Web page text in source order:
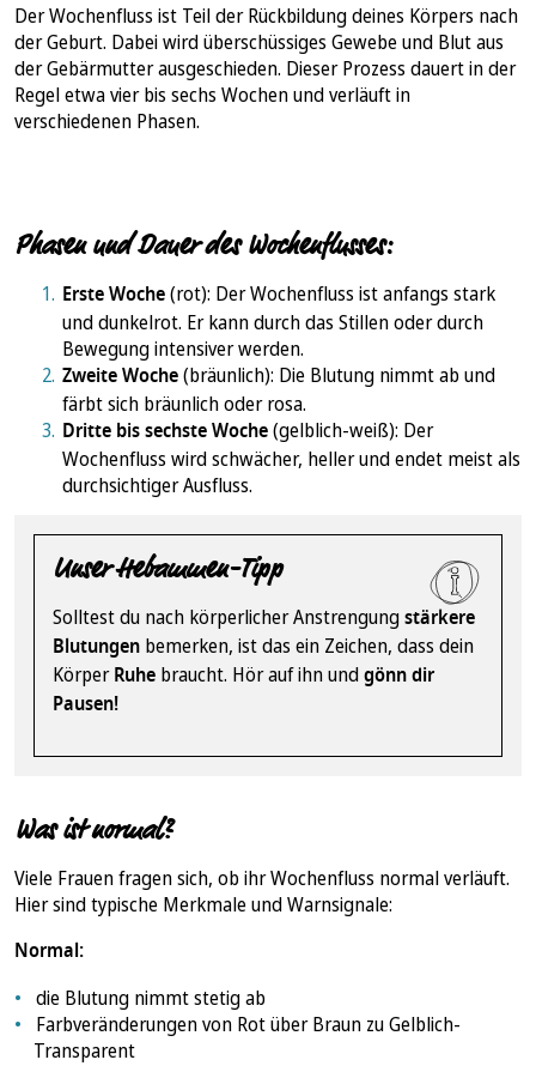
Der Wochenfluss ist Teil der Rückbildung deines Körpers nach
der Geburt. Dabei wird überschüssiges Gewebe und Blut aus
der Gebärmutter ausgeschieden. Dieser Prozess dauert in der
Regel etwa vier bis sechs Wochen und verläuft in
verschiedenen Phasen.
Phasen und Dauer des Wochenflusses:
Erste Woche(rot): Der Wochenfluss ist anfangs stark
und dunkelrot. Er kann durch das Stillen oder durch
Bewegung intensiver werden.
Zweite Woche(bräunlich): Die Blutung nimmt ab und
färbt sich bräunlich oder rosa.
Dritte bis sechste Woche(gelblich-weiß): Der
Wochenfluss wird schwächer, heller und endet meist als
durchsichtiger Ausfluss.
Unser Hebammen-Tipp
Solltest du nach körperlicher Anstrengungstärkere
Blutungen bemerken, ist das ein Zeichen, dass dein
KörperRuhe braucht. Hör auf ihn undgönn dir
Pausen!
Was ist normal?
Viele Frauen fragen sich, ob ihr Wochenfluss normal verläuft.
Hier sind typische Merkmale und Warnsignale:
Normal:
die Blutung nimmt stetig ab
Farbveränderungen von Rot über Braun zu Gelblich-
Transparent